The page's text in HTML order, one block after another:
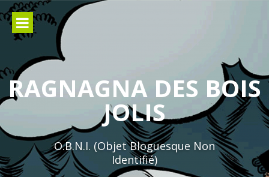
Aller
au
contenu
RAGNAGNA DES BOIS
JOLIS
O.B.N.I. (Objet Bloguesque Non
Identifié)